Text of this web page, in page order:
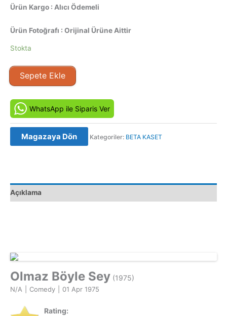
Ürün Kargo : Alıcı Ödemeli
Ürün Fotoğrafı : Orijinal Ürüne Aittir
Stokta
Olmaz
Boyle
(1975)
Beta
Video
Kaset
Sepete Ekle
WhatsApp ile Siparis Ver
Magazaya Dön Kategoriler: BETA KASET
Açıklama
Olmaz Böyle Sey (1975)
N/A Comedy 01 Apr 1975
Rating: